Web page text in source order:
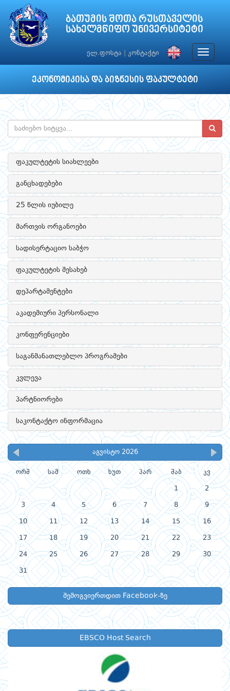
ბათუმის შოთა რუსთაველის
სახელმწიფო უნივერსიტეტი
ელ.ფოსტა კონტაქტი
Toggle
ეკონომიკისა და ბიზნესის ფაკულტეტი
ფაკულტეტის სიახლეები
განცხადებები
25 წლის იუბილე
მართვის ორგანოები
სადისერტაციო საბჭო
ფაკულტეტის შესახებ
დეპარტამენტები
აკადემიური პერსონალი
კონფერენციები
საგანმანათლებლო პროგრამები
კვლევა
პარტნიორები
საკონტაქტო ინფორმაცია
აგვისტო 2026
ორშ სამ ოთხ ხუთ პარ შაბ კვ
1 2
3 4 5 6 7 8 9
10 11 12 13 14 15 16
17 18 19 20 21 22 23
24 25 26 27 28 29 30
31
შემოგვიერთდით Facebook-ზე
EBSCO Host Search